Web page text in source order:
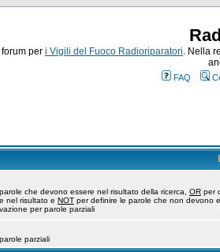
Il forum per i Vigili del Fuoco Radioriparatori. Nella
FAQ
che devono essere nel risultato della ricerca, OR per
nel risultato e NOT per definire le parole che non devono
per parole parziali
parziali